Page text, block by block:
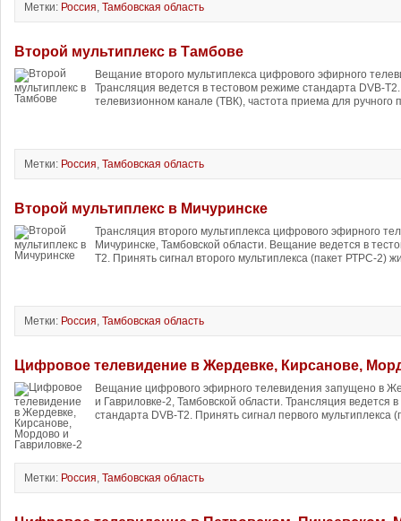
Метки: Россия, Тамбовская область
Второй мультиплекс в Тамбове
Вещание второго мультиплекса цифрового эфирного
Трансляция ведется в тестовом режиме стандарта DVB-
телевизионном канале (ТВК), частота приема для ручного
Метки: Россия, Тамбовская область
Второй мультиплекс в Мичуринске
Трансляция второго мультиплекса цифрового эфирного
Мичуринске, Тамбовской области. Вещание ведется в
T2. Принять сигнал второго мультиплекса (пакет РТРС-2)
Метки: Россия, Тамбовская область
Цифровое телевидение в Жердевке, Кирсанове,
Вещание цифрового эфирного телевидения запущено в
и Гавриловке-2, Тамбовской области. Трансляция ведется
стандарта DVB-T2. Принять сигнал первого мультиплекса
Метки: Россия, Тамбовская область